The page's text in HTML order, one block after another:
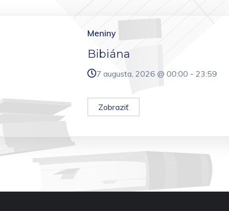
Meniny
Bibiána
7 augusta, 2026 @ 00:00 - 23:59
Zobraziť